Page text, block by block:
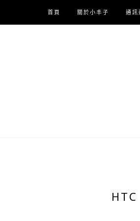
首頁 關於小丰子 通訊